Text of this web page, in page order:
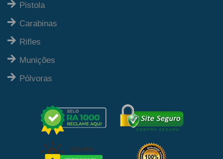
Pistola
Carabinas
Rifles
Munições
Pólvoras